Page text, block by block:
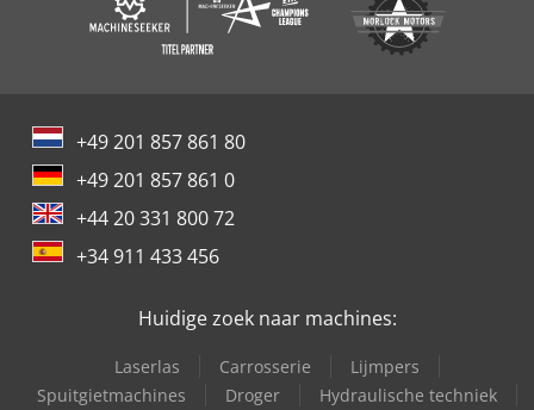
+49 201 857 861 80
+49 201 857 861 0
+44 20 331 800 72
+34 911 433 456
Huidige zoek naar machines:
Laserlas Carrosserie
Lijmpers
Spuitgietmachines
Droger
Hydraulische techniek